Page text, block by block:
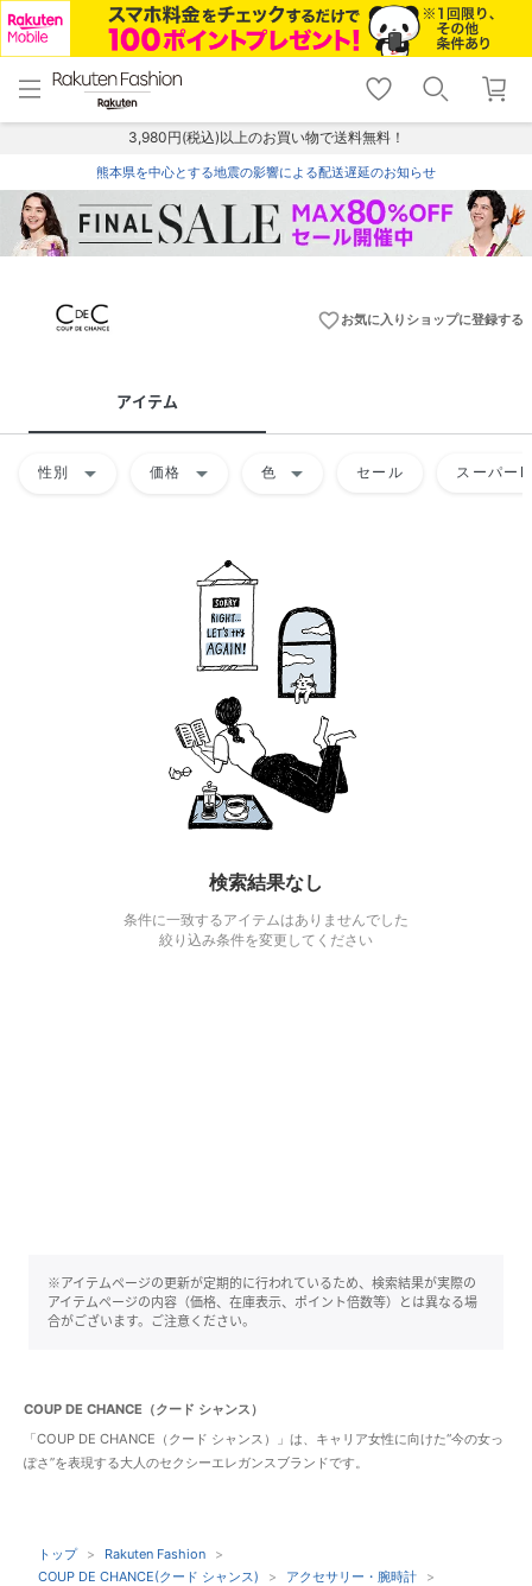
menu home
トップ
shopping_cart lock_outline
ログイン
3,980円(税込)以上のお買い物で送料無料！
熊本県を中心とする地震の影響による配送遅延のお知らせ
favorite_borderお気に入りショップに登録する
アイテム
性別 arrow_drop_down 価格 arrow_drop_down 色 arrow_drop_down セール スーパー
検索結果なし
条件に一致するアイテムはありませんでした
絞り込み条件を変更してください
※アイテムページの更新が定期的に行われているため、検索結果が実際の
アイテムページの内容（価格、在庫表示、ポイント倍数等）とは異なる場
合がございます。ご注意ください。
COUP DE CHANCE（クード シャンス）
「COUP DE CHANCE（クード シャンス）」は、キャリア女性に向けた“今の女っ
ぽさ”を表現する大人のセクシーエレガンスブランドです。
トップ
Rakuten Fashion
COUP DE CHANCE(クード シャンス)
アクセサリー・腕時計